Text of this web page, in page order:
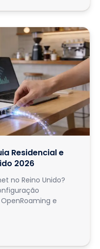
Residencial e
2026
no Reino Unido?
e